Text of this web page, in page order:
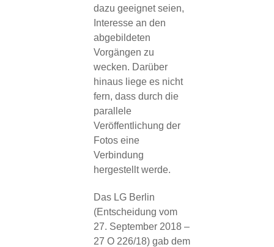
dazu geeignet seien,
Interesse an den
abgebildeten
Vorgängen zu
wecken. Darüber
hinaus liege es nicht
fern, dass durch die
parallele
Veröffentlichung der
Fotos eine
Verbindung
hergestellt werde.
Das LG Berlin
(Entscheidung vom
27. September 2018 –
27 O 226/18) gab dem